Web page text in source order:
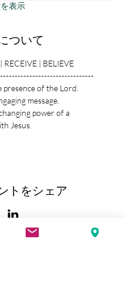
表示
ついて
RECEIVE | BELIEVE
presence of the Lord.
message.
power of a
Jesus.
トをシェア